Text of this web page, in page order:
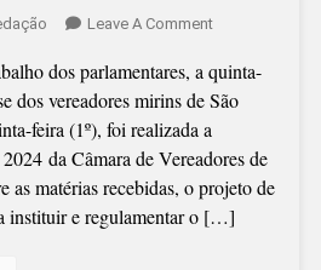
Leave A CommentOn
RETOMA
SESSÕES
ORDINÁRIAS
dos parlamentares, a quinta-
dos vereadores mirins de São
feira (1º), foi realizada a
da Câmara de Vereadores de
as matérias recebidas, o projeto de
instituir e regulamentar o […]